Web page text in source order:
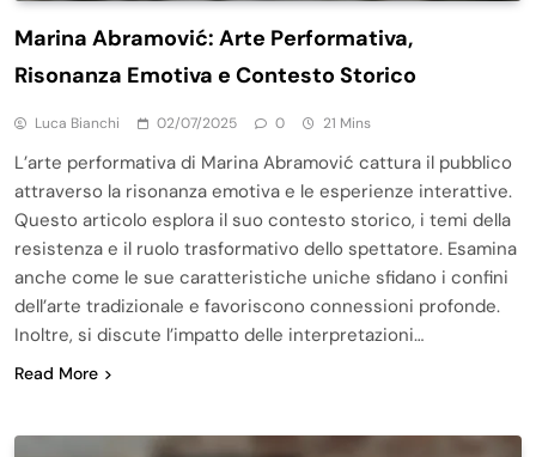
Marina Abramović: Arte Performativa,
Risonanza Emotiva e Contesto Storico
Luca Bianchi 02/07/2025 0 21 Mins
L’arte performativa di Marina Abramović cattura il pubblico
attraverso la risonanza emotiva e le esperienze interattive.
Questo articolo esplora il suo contesto storico, i temi della
resistenza e il ruolo trasformativo dello spettatore. Esamina
anche come le sue caratteristiche uniche sfidano i confini
dell’arte tradizionale e favoriscono connessioni profonde.
Inoltre, si discute l’impatto delle interpretazioni…
Read More